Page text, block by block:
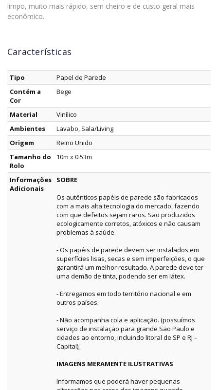
limpo, muito mais rápido, sem cheiro e de custo geral mais
econômico.
Características
Tipo
Papel de Parede
Contém a
Cor
Bege
Material
Vinílico
Ambientes
Lavabo, Sala/Living
Origem
Reino Unido
Tamanho do
Rolo
10m x 0.53m
Informações
Adicionais
SOBRE
Os autênticos papéis de parede são fabricados
com a mais alta tecnologia do mercado, fazendo
com que defeitos sejam raros. São produzidos
ecologicamente corretos, atóxicos e não causam
problemas à saúde.
- Os papéis de parede devem ser instalados em
superfícies lisas, secas e sem imperfeições, o que
garantirá um melhor resultado. A parede deve ter
uma demão de tinta, podendo ser em látex.
- Entregamos em todo território nacional e em
outros países.
- Não acompanha cola e aplicação. (possuímos
serviço de instalação para grande São Paulo e
cidades ao entorno, incluindo litoral de SP e RJ –
Capital);
IMAGENS MERAMENTE ILUSTRATIVAS
Informamos que poderá haver pequenas